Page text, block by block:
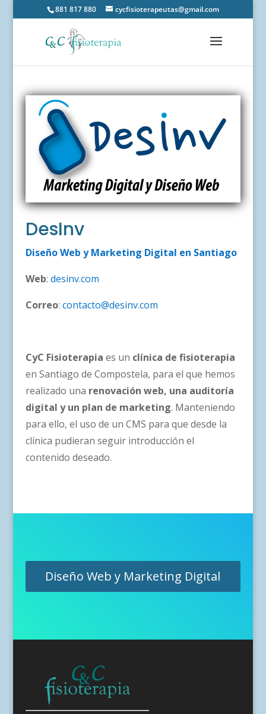
881 817 880 cycfisioterapeutas@gmail.com
DesInv
Diseño Web y Marketing Digital en Santiago
Web: desinv.com
Correo: contacto@desinv.com
CyC Fisioterapia es un clínica de fisioterapia
en Santiago de Compostela, para el que hemos
realizado una renovación web, una auditoría
digital y un plan de marketing. Manteniendo
para ello, el uso de un CMS para que desde la
clínica pudieran seguir introducción el
contenido deseado.
Diseño Web y Marketing Digital